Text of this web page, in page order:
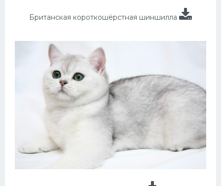
Британская короткошёрстная шиншилла